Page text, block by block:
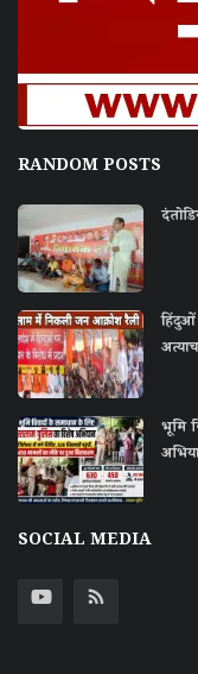
RANDOM POSTS
भूमि
SOCIAL MEDIA